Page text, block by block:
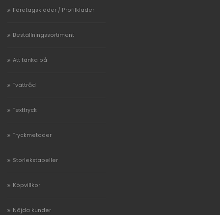
Företagskläder / Profilkläder
Beställningssortiment
Att tänka på
Tvättråd
Texttryck
Tryckmetoder
Storlekstabeller
Köpvillkor
Nöjda kunder